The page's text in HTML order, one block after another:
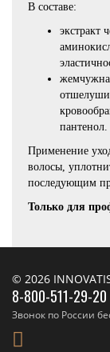
В составе:
экстракт
пантенол.
Применение
волосы,
последующим
Только для
© 2026
8-800-511-29-20
Звонок по России